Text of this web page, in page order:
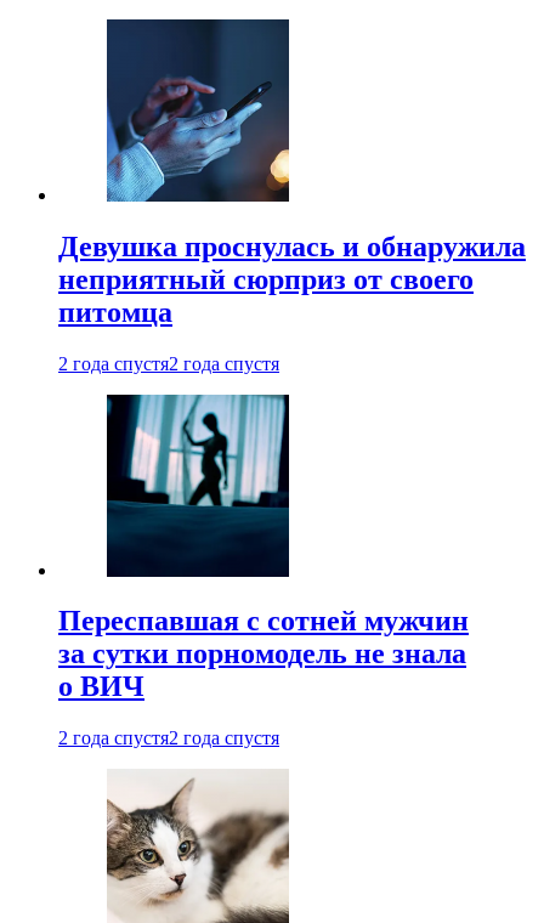
Девушка проснулась и обнаружила
неприятный сюрприз от своего
питомца
2 года спустя2 года спустя
Переспавшая с сотней мужчин
за сутки порномодель не знала
о ВИЧ
2 года спустя2 года спустя